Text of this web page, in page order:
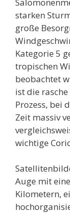
starken
große
Kategorie 5
tropischen
beobachtet
ist die
Prozess, bei
Zeit massiv
wichtige
Auge mit
Kilometern,